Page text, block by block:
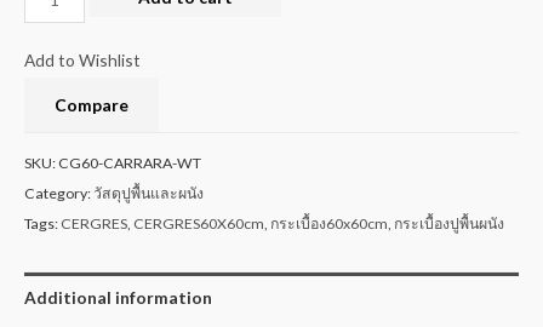
Add to Wishlist
Compare
SKU: CG60-CARRARA-WT
Category:วัสดุปูพื้นและผนัง
Tags: CERGRES, CERGRES60X60cm, กระเบื้อง60x60cm, กระเบื้องปูพื้นผนัง
Additional information